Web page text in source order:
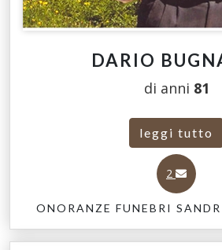
DARIO
di anni 81
leggi tutto
2
ONORANZE FUNEBRI